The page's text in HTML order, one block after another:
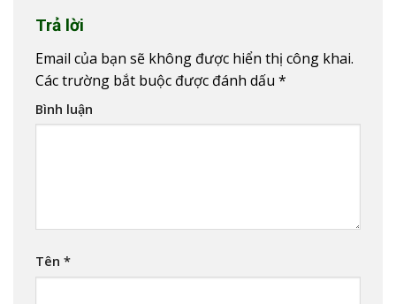
Trả lời
Email của bạn sẽ không được hiển thị công khai.
Các trường bắt buộc được đánh dấu *
Bình luận
Tên *